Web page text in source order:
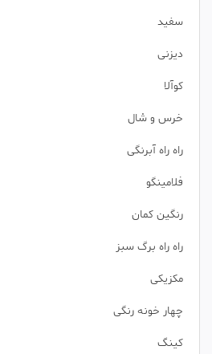
سفید
دیزنی
کوآلا
خرس و شال
راه راه آبرنگی
فلامینگو
رنگین کمان
راه راه برگ سبز
مکزیکی
چهار خونه رنگی
کینگ